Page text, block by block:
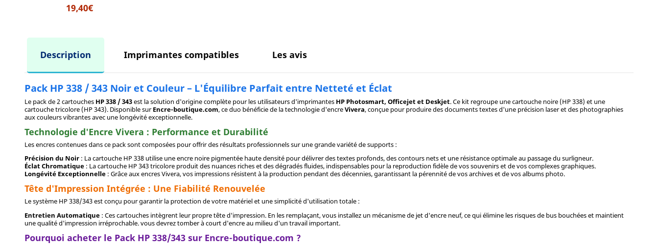
19,40€
Description Imprimantes compatibles Les avis
Pack HP 338 / 343 Noir et Couleur – L'Équilibre Parfait entre Netteté et Éclat
Le pack de 2 cartouches HP 338 / 343est la solution d'origine complète pour les utilisateurs d'imprimantes HP Photosmart, Officejet et Deskjet. Ce kit regroupe une cartouche noire (HP 338) et une
cartouche tricolore (HP 343). Disponible surEncre-boutique.com, ce duo bénéficie de la technologie d'encreVivera, conçue pour produire des documents textes d'une précision laser et des photographies
aux couleurs vibrantes avec une longévité exceptionnelle.
Technologie d'Encre Vivera : Performance et Durabilité
Les encres contenues dans ce pack sont composées pour offrir des résultats professionnels sur une grande variété de supports :
Précision du Noir : La cartouche HP 338 utilise une encre noire pigmentée haute densité pour délivrer des textes profonds, des contours nets et une résistance optimale au passage du surligneur.
Éclat Chromatique : La cartouche HP 343 tricolore produit des nuances riches et des dégradés fluides, indispensables pour la reproduction fidèle de vos souvenirs et de vos complexes graphiques.
Longévité Exceptionnelle : Grâce aux encres Vivera, vos impressions résistent à la production pendant des décennies, garantissant la pérennité de vos archives et de vos albums photo.
Tête d'Impression Intégrée : Une Fiabilité Renouvelée
Le système HP 338/343 est conçu pour garantir la protection de votre matériel et une simplicité d'utilisation totale :
Entretien Automatique : Ces cartouches intègrent leur propre tête d'impression. En les remplaçant, vous installez un mécanisme de jet d'encre neuf, ce qui élimine les risques de bus bouchées et maintient
une qualité d'impression irréprochable. vous devrez tomber à court d'encre au milieu d'un travail important.
Pourquoi acheter le Pack HP 338/343 sur Encre-boutique.com ?